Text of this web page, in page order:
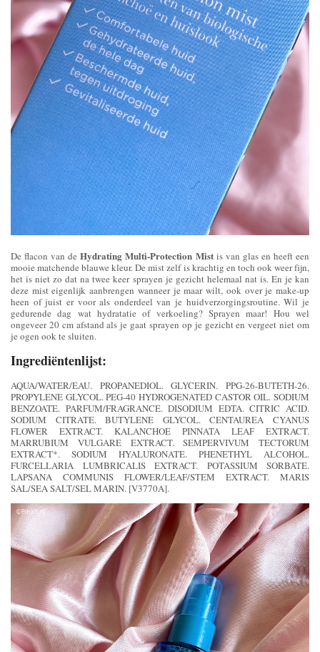
De flacon van deHydrating Multi-Protection Mist is van glas en heeft een
mooie matchende blauwe kleur. De mist zelf is krachtig en toch ook weer fijn,
het is niet zo dat na twee keer sprayen je gezicht helemaal nat is. En je kan
deze mist eigenlijk aanbrengen wanneer je maar wilt, ook over je make-up
heen of juist er voor als onderdeel van je huidverzorgingsroutine. Wil je
gedurende dag wat hydratatie of verkoeling? Sprayen maar! Hou wel
ongeveer 20 cm afstand als je gaat sprayen op je gezicht en vergeet niet om
je ogen ook te sluiten.
Ingrediëntenlijst:
AQUA/WATER/EAU. PROPANEDIOL. GLYCERIN. PPG-26-BUTETH-26.
PROPYLENE GLYCOL. PEG-40 HYDROGENATED CASTOR OIL. SODIUM
BENZOATE. PARFUM/FRAGRANCE. DISODIUM EDTA. CITRIC ACID.
SODIUM CITRATE. BUTYLENE GLYCOL. CENTAUREA CYANUS
FLOWER EXTRACT. KALANCHOE PINNATA LEAF EXTRACT.
MARRUBIUM VULGARE EXTRACT. SEMPERVIVUM TECTORUM
EXTRACT*. SODIUM HYALURONATE. PHENETHYL ALCOHOL.
FURCELLARIA LUMBRICALIS EXTRACT. POTASSIUM SORBATE.
LAPSANA COMMUNIS FLOWER/LEAF/STEM EXTRACT. MARIS
SAL/SEA SALT/SEL MARIN. [V3770A].